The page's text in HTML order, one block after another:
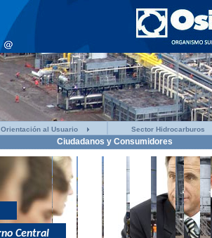
Orientación al Usuario Sector Hidrocarburos
Ciudadanos y Consumidores